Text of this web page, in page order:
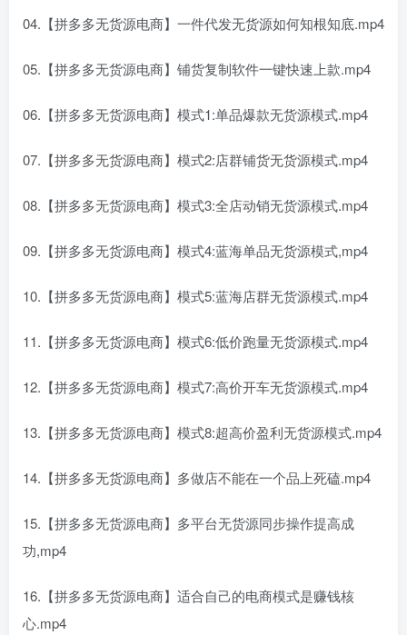
04.【拼多多无货源电商】一件代发无货源如何知根知底.mp4
05.【拼多多无货源电商】铺货复制软件一键快速上款.mp4
06.【拼多多无货源电商】模式1:单品爆款无货源模式.mp4
07.【拼多多无货源电商】模式2:店群铺货无货源模式.mp4
08.【拼多多无货源电商】模式3:全店动销无货源模式.mp4
09.【拼多多无货源电商】模式4:蓝海单品无货源模式,mp4
10.【拼多多无货源电商】模式5:蓝海店群无货源模式.mp4
11.【拼多多无货源电商】模式6:低价跑量无货源模式.mp4
12.【拼多多无货源电商】模式7:高价开车无货源模式.mp4
13.【拼多多无货源电商】模式8:超高价盈利无货源模式.mp4
14.【拼多多无货源电商】多做店不能在一个品上死磕.mp4
15.【拼多多无货源电商】多平台无货源同步操作提高成
功,mp4
16.【拼多多无货源电商】适合自己的电商模式是赚钱核
心.mp4